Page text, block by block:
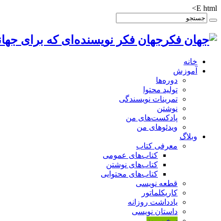
E html>
جهان فکر نویسنده‌ای که برای
خانه
آموزش
دوره‌ها
تولید محتوا
تمرینات نویسندگی
نوشتن
پادکست‌های من
ویدئوهای من
وبلاگ
معرفی کتاب
کتاب‌های عمومی
کتاب‌های نوشتن
کتاب‌های محتوایی
قطعه نویسی
کاریکلماتور
یادداشت روزانه
داستان نویسی